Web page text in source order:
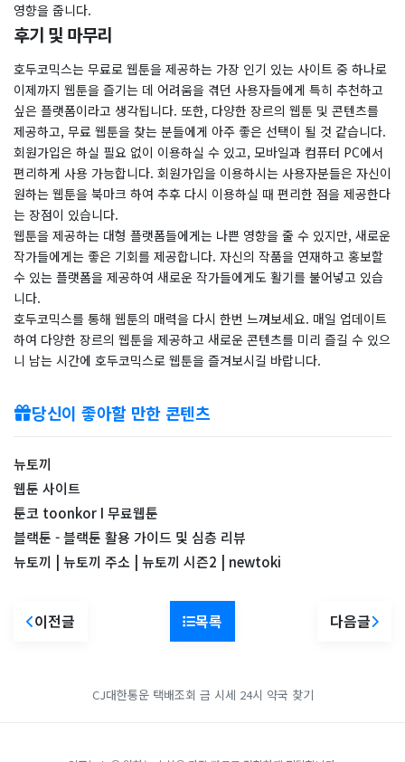
영향을 줍니다.
후기 및 마무리
호두코믹스는 무료로 웹툰을 제공하는 가장 인기 있는 사이트 중 하나로
이제까지 웹툰을 즐기는 데 어려움을 겪던 사용자들에게 특히 추천하고
싶은 플랫폼이라고 생각됩니다. 또한, 다양한 장르의 웹툰 및 콘텐츠를
제공하고, 무료 웹툰을 찾는 분들에게 아주 좋은 선택이 될 것 같습니다.
회원가입은 하실 필요 없이 이용하실 수 있고, 모바일과 컴퓨터 PC에서
편리하게 사용 가능합니다. 회원가입을 이용하시는 사용자분들은 자신이
원하는 웹툰을 북마크 하여 추후 다시 이용하실 때 편리한 점을 제공한다
는 장점이 있습니다.
웹툰을 제공하는 대형 플랫폼들에게는 나쁜 영향을 줄 수 있지만, 새로운
작가들에게는 좋은 기회를 제공합니다. 자신의 작품을 연재하고 홍보할
수 있는 플랫폼을 제공하여 새로운 작가들에게도 활기를 불어넣고 있습
니다.
호두코믹스를 통해 웹툰의 매력을 다시 한번 느껴보세요. 매일 업데이트
하여 다양한 장르의 웹툰을 제공하고 새로운 콘텐츠를 미리 즐길 수 있으
니 남는 시간에 호두코믹스로 웹툰을 즐겨보시길 바랍니다.
당신이 좋아할 만한 콘텐츠
뉴토끼
웹툰 사이트
툰코 toonkor I 무료웹툰
블랙툰 - 블랙툰 활용 가이드 및 심층 리뷰
뉴토끼 | 뉴토끼 주소 | 뉴토끼 시즌2 | newtoki
이전글 목록 다음글
CJ대한통운 택배조회 금 시세 24시 약국 찾기